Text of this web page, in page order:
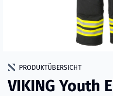
PRODUKTÜBERSICHT
VIKING Youth